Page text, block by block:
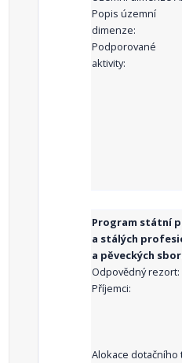
Popis územní
dimenze:
Podporované
aktivity:
Program státní
a stálých
a pěveckých
Odpovědný rezort:
Příjemci:
Alokace dotačního